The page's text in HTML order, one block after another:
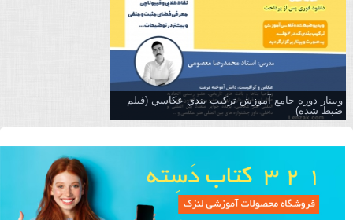
وبینار دوره جامع آموزش تركيب بندي عكاسي (فیلم
ضبط شده)